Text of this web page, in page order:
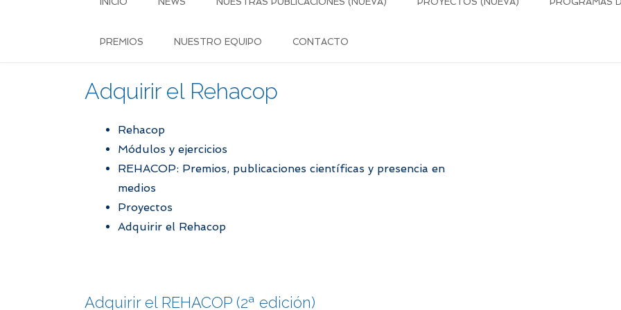
PREMIOS NUESTRO EQUIPO CONTACTO
Adquirir el Rehacop
Rehacop
Módulos y ejercicios
REHACOP: Premios, publicaciones científicas y presencia en
medios
Proyectos
Adquirir el Rehacop
Adquirir el REHACOP (2ª edición)